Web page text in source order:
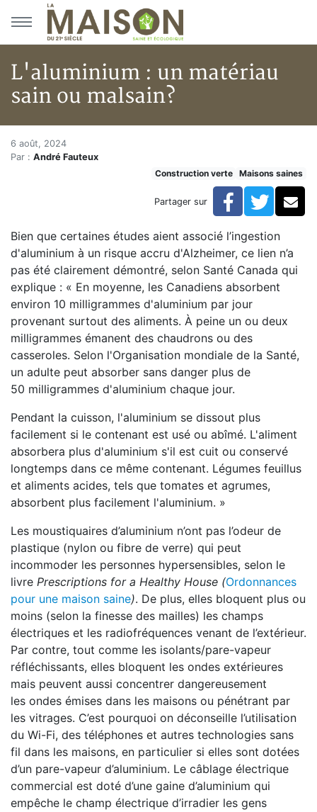
Aller au menu principal
Aller au contenu principal
L'aluminium : un matériau
sain ou malsain?
Accueil
Articles
Hypersensibilités environnementales
L'aluminium : un matériau sain ou malsain?
L'aluminium : un matériau
6 août, 2024
Par : André Fauteux
Construction verte
Maisons saines
Partager sur Facebook
Bien que certaines études aient associé l’ingestion
d'aluminium à un risque accru d'Alzheimer, ce lien n’a
pas été clairement démontré, selon Santé Canada qui
explique : « En moyenne, les Canadiens absorbent
environ 10 milligrammes d'aluminium par jour
provenant surtout des aliments. À peine un ou deux
milligrammes émanent des chaudrons ou des
casseroles. Selon l'Organisation mondiale de la Santé,
un adulte peut absorber sans danger plus de
50 milligrammes d'aluminium chaque jour.
Pendant la cuisson, l'aluminium se dissout plus
facilement si le contenant est usé ou abîmé. L'aliment
absorbera plus d'aluminium s'il est cuit ou conservé
longtemps dans ce même contenant. Légumes feuillus
et aliments acides, tels que tomates et agrumes,
absorbent plus facilement l'aluminium. »
Les moustiquaires d’aluminium n’ont pas l’odeur de
plastique (nylon ou fibre de verre) qui peut
incommoder les personnes hypersensibles, selon le
livre Prescriptions for a Healthy House (Ordonnances
pour une maison saine). De plus, elles bloquent plus ou
moins (selon la finesse des mailles) les champs
électriques et les radiofréquences venant de l’extérieur.
Par contre, tout comme les isolants/pare-vapeur
réfléchissants, elles bloquent les ondes extérieures
mais peuvent aussi concentrer dangereusement
les ondes émises dans les maisons ou pénétrant par
les vitrages. C’est pourquoi on déconseille l’utilisation
du Wi-Fi, des téléphones et autres technologies sans
fil dans les maisons, en particulier si elles sont dotées
d’un pare-vapeur d’aluminium. Le câblage électrique
commercial est doté d’une gaine d’aluminium qui
empêche le champ électrique d’irradier les gens